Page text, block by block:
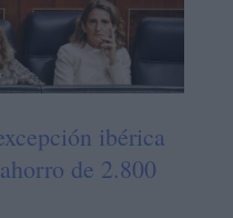
ibérica
de 2.800